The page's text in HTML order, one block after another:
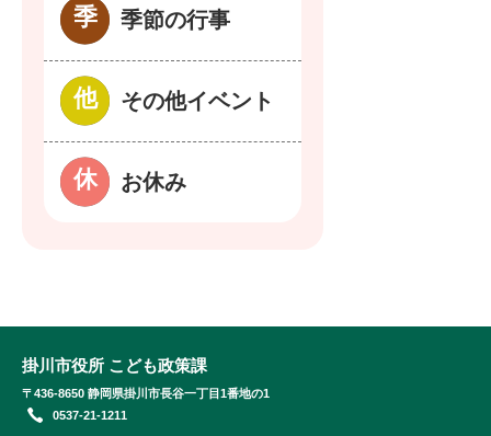
季節の行事
その他イベント
お休み
掛川市役所 こども政策課
〒436-8650 静岡県掛川市長谷一丁目1番地の1
0537-21-1211